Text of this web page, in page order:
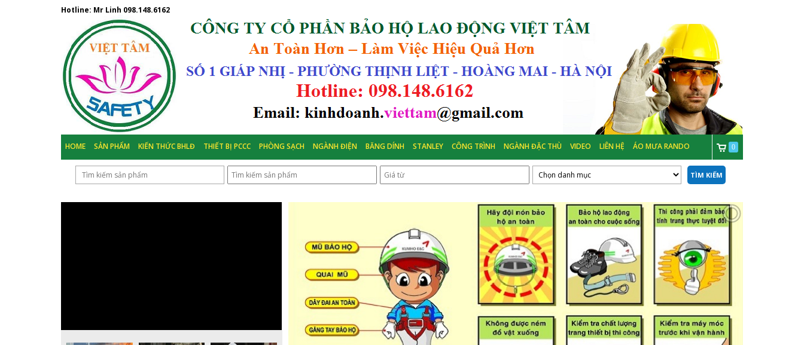
Hotline: Mr Linh 098.148.6162
HOME SẢN PHẨM KIẾN THỨC BHLĐ THIẾT BỊ PCCC PHÒNG SẠCH NGÀNH ĐIỆN BĂNG DÍNH STANLEY CÔNG TRÌNH NGÀNH ĐẶC THÙ VIDEO LIÊN HỆ ÁO MƯA RANDO 0
TÌM KIẾM